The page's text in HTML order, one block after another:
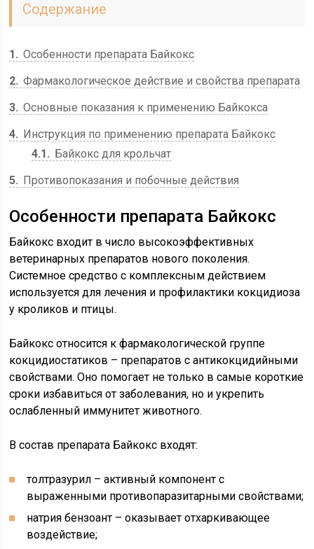
Содержание
1
Особенности препарата Байкокс
2 Фармакологическое действие и свойства препарата
3 Основные показания к применению Байкокса
4
Инструкция по применению препарата Байкокс
4.1
Байкокс для крольчат
5
Противопоказания и побочные действия
Особенности препарата Байкокс
Байкокс входит в число высокоэффективных
ветеринарных препаратов нового поколения.
Системное средство с комплексным действием
используется для лечения и профилактики кокцидиоза
у кроликов и птицы.
Байкокс относится к фармакологической группе
кокцидиостатиков – препаратов с антикокцидийными
свойствами. Оно помогает не только в самые короткие
сроки избавиться от заболевания, но и укрепить
ослабленный иммунитет животного.
В состав препарата Байкокс входят:
толтразурил – активный компонент с
выраженными противопаразитарными свойствами;
натрия бензоант – оказывает отхаркивающее
воздействие;